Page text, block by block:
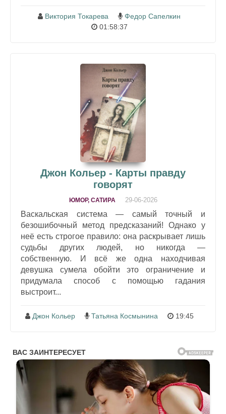
Виктория Токарева
Федор Сапелкин
01:58:37
Джон Кольер - Карты правду
говорят
ЮМОР, САТИРА 29-06-2026
Васкальская система — самый точный и
безошибочный метод предсказаний! Однако у
неё есть строгое правило: она раскрывает лишь
судьбы других людей, но никогда —
собственную. И всё же одна находчивая
девушка сумела обойти это ограничение и
придумала способ с помощью гадания
выстроит...
Джон Кольер Татьяна Космынина 19:45